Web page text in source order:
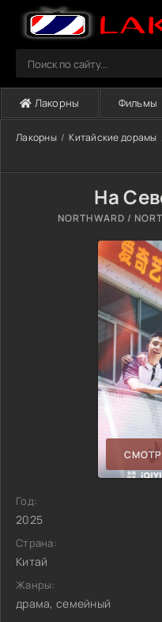
Лакорны Фильмы
Лакорны Китайские дорамы
На
NORTHWARD /
Год:
2025
Страна:
Китай
Жанры:
драма, семейный